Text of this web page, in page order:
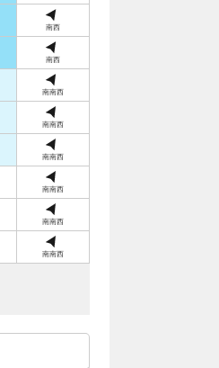
南西
南西
南南西
南南西
南南西
南南西
南南西
南南西